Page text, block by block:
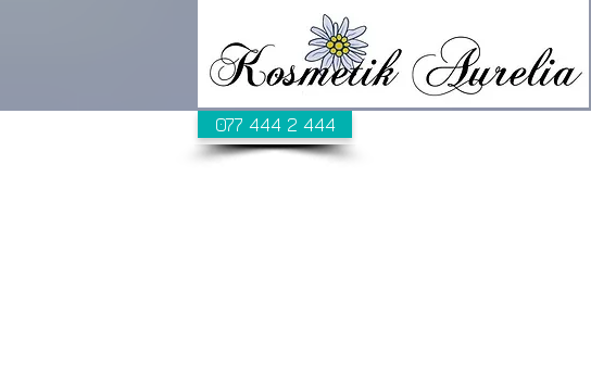
077 444 2 444
Allegra